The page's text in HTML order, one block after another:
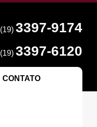
(19) 3397-9174
(19) 3397-6120
CONTATO